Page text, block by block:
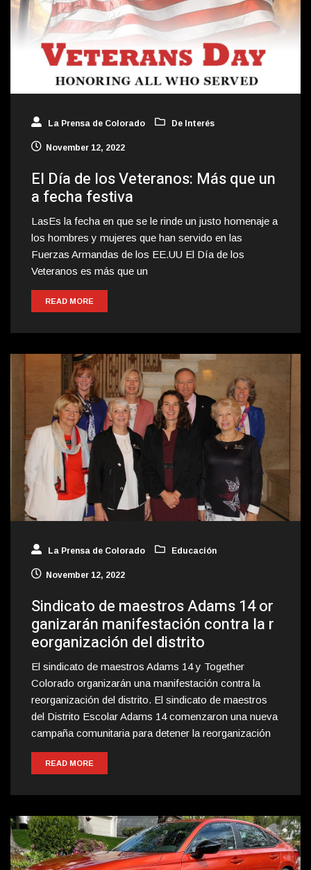
La Prensa de Colorado De Interés
November 12, 2022
El Día de los Veteranos: Más que un
a fecha festiva
LasEs la fecha en que se le rinde un justo homenaje a
los hombres y mujeres que han servido en las
Fuerzas Armandas de los EE.UU El Día de los
Veteranos es más que un
READ MORE
La Prensa de Colorado Educación
November 12, 2022
Sindicato de maestros Adams 14 or
ganizarán manifestación contra la r
eorganización del distrito
El sindicato de maestros Adams 14 y Together
Colorado organizarán una manifestación contra la
reorganización del distrito. El sindicato de maestros
del Distrito Escolar Adams 14 comenzaron una nueva
campaña comunitaria para detener la reorganización
READ MORE